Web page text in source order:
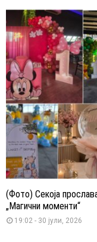
(Фото) Секоја
„Магични моменти“
19:02 - 30 јули, 2026